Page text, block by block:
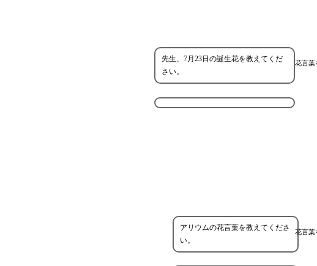
花言葉
先生、7月23日の誕生花を教えてくだ
さい。
花言葉
アリウムの花言葉を教えてくださ
い。